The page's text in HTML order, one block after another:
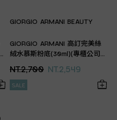
GIORGIO ARMANI BEAUTY
GIORGIO ARMANI 高訂完美絲
絨水慕斯粉底(30ml)(專櫃公司
NT.2,700 NT.2,549
SALE